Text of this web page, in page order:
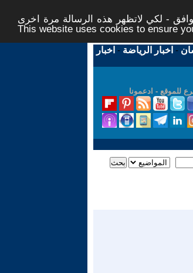
- لكي لاتظهر هذه الرسالة مرة اخرى -
This website uses cookies to ensure
- اخبار الرياضة - اخبار
للموقع - ادعمونا